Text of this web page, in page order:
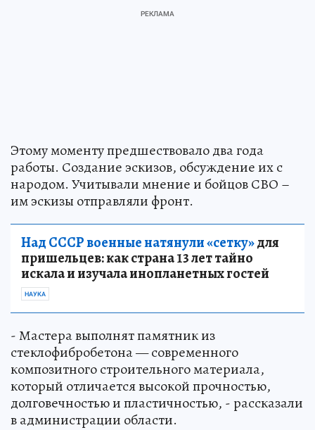
Этому моменту предшествовало два года
работы. Создание эскизов, обсуждение их с
народом. Учитывали мнение и бойцов СВО –
им эскизы отправляли фронт.
Над СССР военные натянули «сетку»для
пришельцев: как страна 13 лет тайно
искала и изучала инопланетных гостей
НАУКА
- Мастера выполнят памятник из
стеклофибробетона — современного
композитного строительного материала,
который отличается высокой прочностью,
долговечностью и пластичностью, - рассказали
в администрации области.